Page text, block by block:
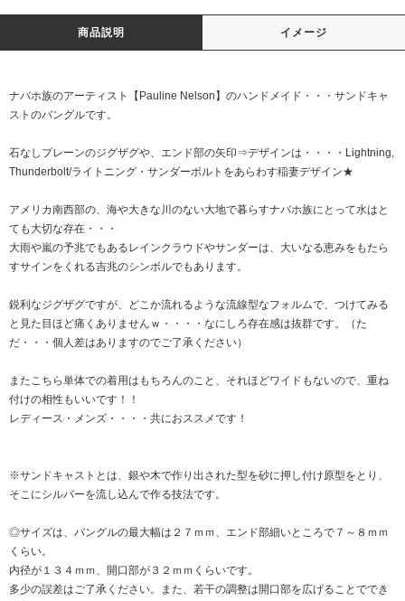
商品説明 イメージ
ナバホ族のアーティスト【Pauline Nelson】のハンドメイド・・・サンドキャ
ストのバングルです。
石なしプレーンのジグザグや、エンド部の矢印⇒デザインは・・・・Lightning,
Thunderbolt/ライトニング・サンダーボルトをあらわす稲妻デザイン★
アメリカ南西部の、海や大きな川のない大地で暮らすナバホ族にとって水はと
ても大切な存在・・・
大雨や嵐の予兆でもあるレインクラウドやサンダーは、大いなる恵みをもたら
すサインをくれる吉兆のシンボルでもあります。
鋭利なジグザグですが、どこか流れるような流線型なフォルムで、つけてみる
と見た目ほど痛くありませんｗ・・・・なにしろ存在感は抜群です。（た
だ・・・個人差はありますのでご了承ください）
またこちら単体での着用はもちろんのこと、それほどワイドもないので、重ね
付けの相性もいいです！！
レディース・メンズ・・・・共におススメです！
※サンドキャストとは、銀や木で作り出された型を砂に押し付け原型をとり、
そこにシルバーを流し込んで作る技法です。
◎サイズは、バングルの最大幅は２７ｍｍ、エンド部細いところで７～８ｍｍ
くらい。
内径が１３４ｍｍ、開口部が３２ｍｍくらいです。
多少の誤差はご了承ください。また、若干の調整は開口部を広げることででき